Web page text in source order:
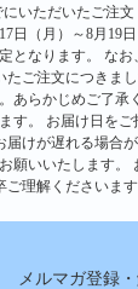
いただいたご注
日（月）～8月19
となります。 な
たご注文につきま
あらかじめご了承
す。 お届け日をご
届けが遅れる場合
願いいたします。
ご理解くださいま
メルマガ登録